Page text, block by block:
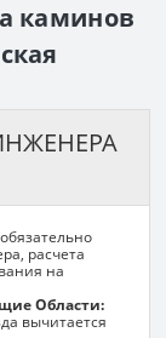
каминов
расчета
на
Области:
вычитается